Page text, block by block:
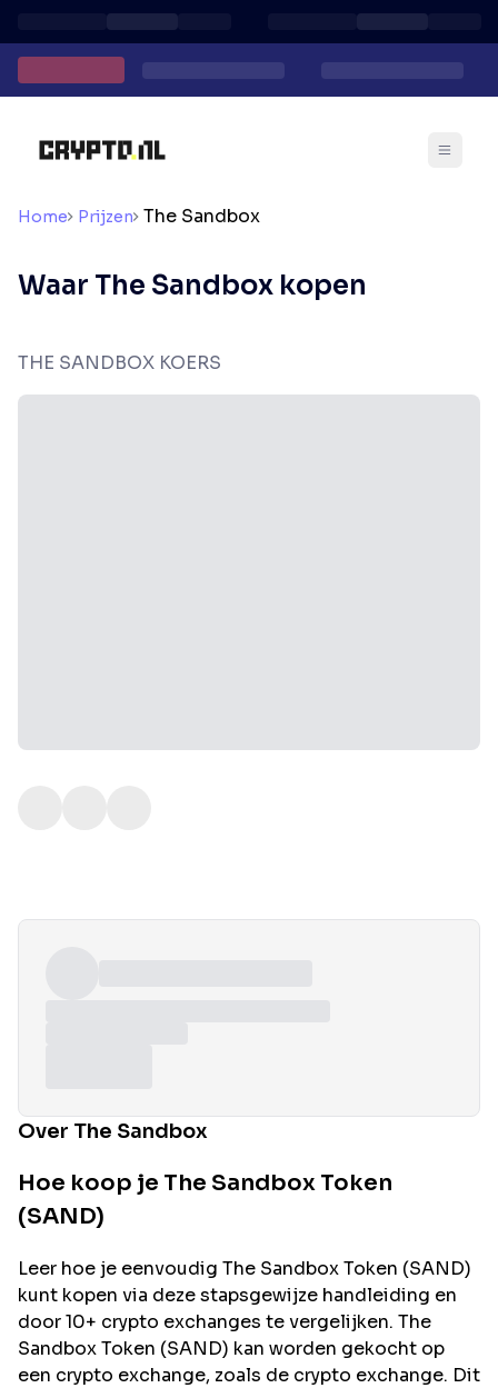
Home Prijzen The Sandbox
Waar The Sandbox kopen
THE SANDBOX KOERS
Over The Sandbox
Hoe koop je The Sandbox Token
(SAND)
Leer hoe je eenvoudig The SandboxToken (SAND)
kunt kopen via deze stapsgewijze handleiding en
door 10+ crypto exchanges te vergelijken. The
SandboxToken (SAND) kan worden gekocht op
een crypto exchange, zoals de crypto exchange. Dit